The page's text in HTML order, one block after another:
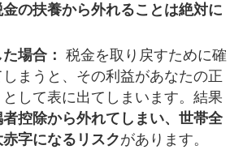
金の扶養から外れることは絶対に
場合： 税金を取り戻すために確
まうと、その利益があなたの正
して表に出てしまいます。結果
者控除から外れてしまい、世帯全
字になるリスクがあります。